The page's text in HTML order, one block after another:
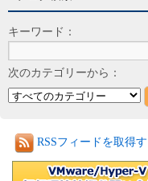
キーワード：
次のカテゴリーから：
RSSフィードを取得